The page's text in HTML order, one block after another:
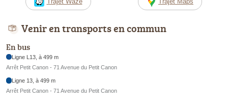
Venir en transports en commun
En bus
Ligne L13, à 499 m
Arrêt Petit Canon - 71 Avenue du Petit Canon
Ligne 13, à 499 m
Arrêt Petit Canon - 71 Avenue du Petit Canon